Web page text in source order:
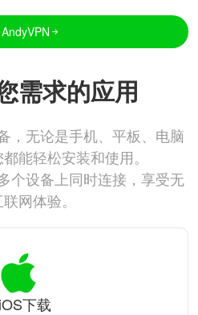
需求的应用
，无论是手机、平板、电脑
能轻松安装和使用。
个设备上同时连接，享受无
网体验。
iOS下载